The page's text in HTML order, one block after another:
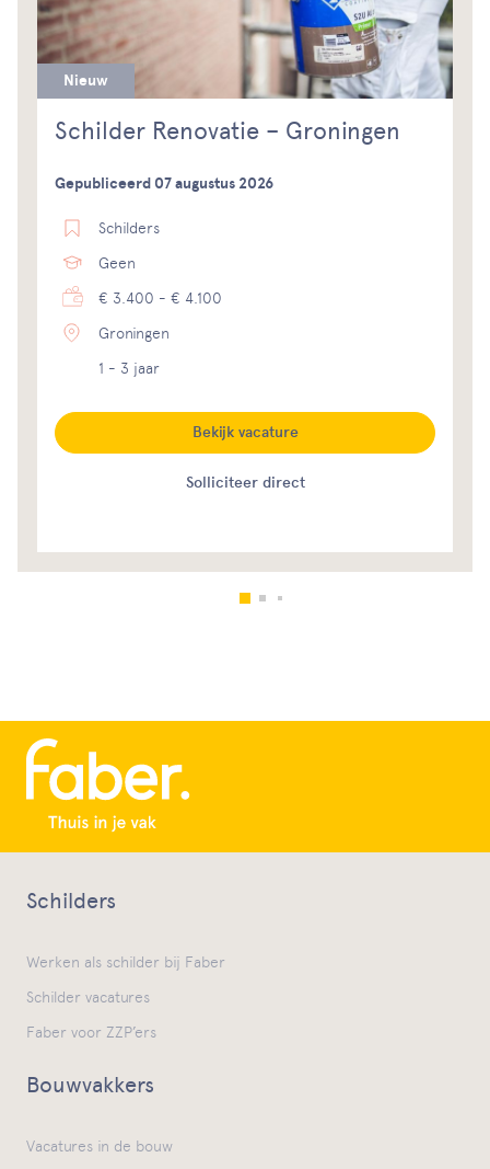
Nieuw
Schilder Renovatie – Groningen
Gepubliceerd 07 augustus 2026
Schilders
Geen
€ 3.400 - € 4.100
Groningen
1 - 3 jaar
Solliciteer direct
Bekijk vacature
Schilders
Werken als schilder bij Faber
Schilder vacatures
Faber voor ZZP’ers
Bouwvakkers
Vacatures in de bouw